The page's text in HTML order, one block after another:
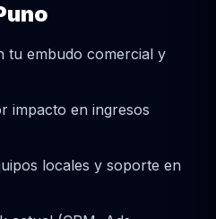
tu embudo comercial y
impacto en ingresos
locales y soporte en